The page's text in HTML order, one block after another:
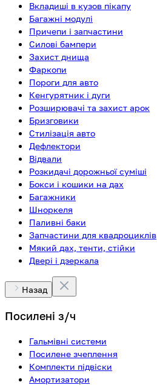
Вкладиші в кузов пікапу
Багажні модулі
Причепи і запчастини
Силові бампери
Захист днища
Фаркопи
Пороги для авто
Кенгурятник і дуги
Розширювачі та захист арок
Бризговики
Стилізація авто
Дефлектори
Відвали
Розкидачі дорожньої суміші
Бокси і кошики на дах
Багажники
Шноркеля
Паливні баки
Запчастини для квадроциклів
Мякий дах, тенти, стійки
Двері і дзеркала
Назад
Посилені з/ч
Гальмівні системи
Посилене зчеплення
Комплекти підвіски
Амортизатори